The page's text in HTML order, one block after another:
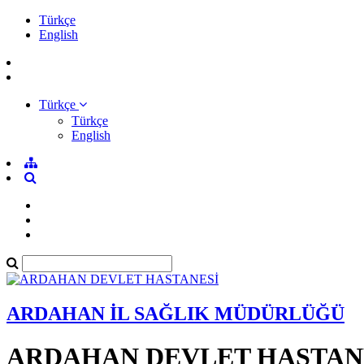
Türkçe
English
Türkçe
Türkçe
English
ARDAHAN İL SAĞLIK MÜDÜRLÜĞÜ
ARDAHAN DEVLET